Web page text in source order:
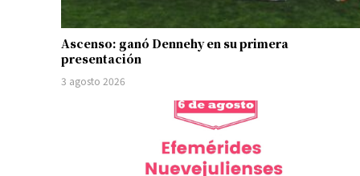
Ascenso: ganó Dennehy en su primera
presentación
3 agosto 2026